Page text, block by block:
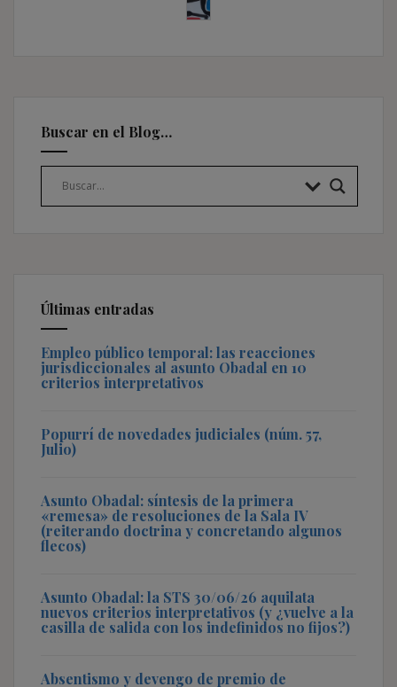
Buscar en el Blog…
Últimas entradas
Empleo público temporal: las reacciones
jurisdiccionales al asunto Obadal en 10
criterios interpretativos
Popurrí de novedades judiciales (núm. 57,
Julio)
Asunto Obadal: síntesis de la primera
«remesa» de resoluciones de la Sala IV
(reiterando doctrina y concretando algunos
flecos)
Asunto Obadal: la STS 30/06/26 aquilata
nuevos criterios interpretativos (y ¿vuelve a la
casilla de salida con los indefinidos no fijos?)
Absentismo y devengo de premio de